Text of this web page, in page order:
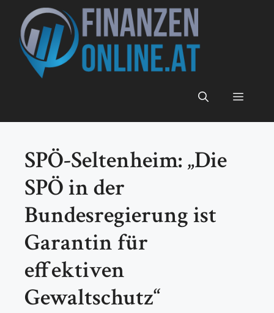
Inhalt
springen
Menü
SPÖ-Seltenheim: „Die
SPÖ in der
Bundesregierung ist
Garantin für
effektiven
Gewaltschutz“